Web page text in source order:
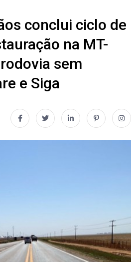
conclui ciclo de
na MT-
sem
e Siga